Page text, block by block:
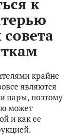
к
крайне
являются
пары, поэтому
может
и как ее